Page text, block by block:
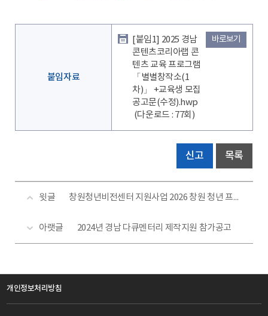
붙임자료
[붙임1] 2025 경남
콘텐츠코리아랩 콘
텐츠 교육 프로그램
「별별창작소(1
차)」 +교육생 모집
공고문(수정).hwp
(다운로드 : 77회)
바로보기
신고 목록
윗글 창원청년비전센터 지원사업 2026 창원 청년 프로젝트 스펀지파크 패션쇼 팀원 모집
아랫글 2024년 경남 다큐멘터리 제작지원 참가공고
개인정보처리방침